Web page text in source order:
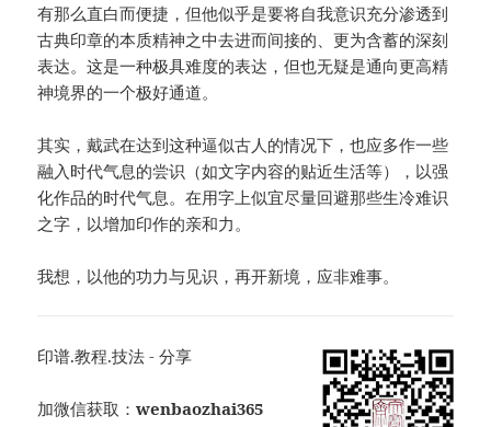
有那么直白而便捷，但他似乎是要将自我意识充分渗透到
古典印章的本质精神之中去进而间接的、更为含蓄的深刻
表达。这是一种极具难度的表达，但也无疑是通向更高精
神境界的一个极好通道。
其实，戴武在达到这种逼似古人的情况下，也应多作一些
融入时代气息的尝识（如文字内容的贴近生活等），以强
化作品的时代气息。在用字上似宜尽量回避那些生冷难识
之字，以增加印作的亲和力。
我想，以他的功力与见识，再开新境，应非难事。
印谱.教程.技法 - 分享
加微信获取：wenbaozhai365